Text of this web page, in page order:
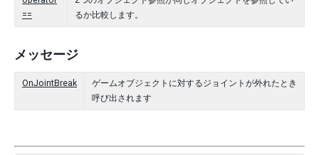
==
るか比較します。
メッセージ
OnJointBreak
ゲームオブジェクトに対するジョイントが外れたとき
呼び出されます